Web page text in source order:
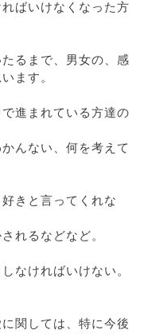
ばいけなくなった方
るまで、男女の、感
ます。
進まれている方達の
んない、何を考えて
きと言ってくれな
れるなどなど。
なければいけない。
関しては、特に今後